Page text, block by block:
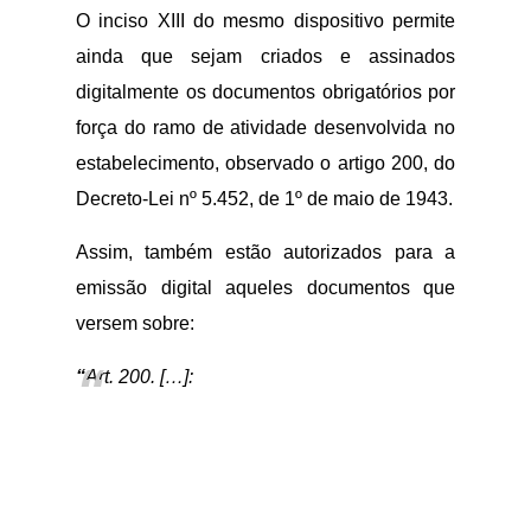
O inciso XIII do mesmo dispositivo permite
ainda que sejam criados e assinados
digitalmente os documentos obrigatórios por
força do ramo de atividade desenvolvida no
estabelecimento, observado o artigo 200, do
Decreto-Lei nº 5.452, de 1º de maio de 1943.
Assim, também estão autorizados para a
emissão digital aqueles documentos que
versem sobre:
“Art. 200. […]: